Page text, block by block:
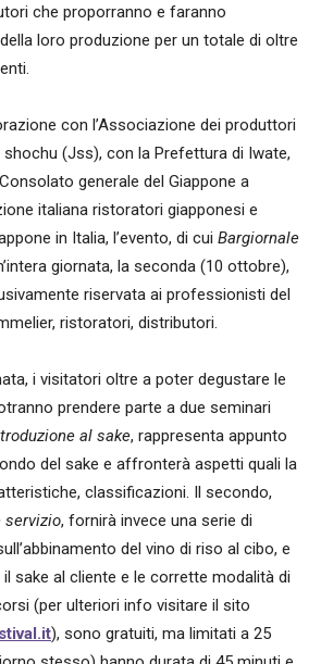
che proporranno e faranno
loro produzione per un totale di oltre
con l’Associazione dei produttori
(Jss), con la Prefettura di Iwate,
generale del Giappone a
italiana ristoratori giapponesi e
in Italia, l’evento, di cui Bargiornale
giornata, la seconda (10 ottobre),
riservata ai professionisti del
ristoratori, distributori.
i visitatori oltre a poter degustare le
prendere parte a due seminari
al sake, rappresenta appunto
del sake e affronterà aspetti quali la
classificazioni. Il secondo,
servizio, fornirà invece una serie di
del vino di riso al cibo, e
sake al cliente e le corrette modalità di
(per ulteriori info visitare il sito
), sono gratuiti, ma limitati a 25